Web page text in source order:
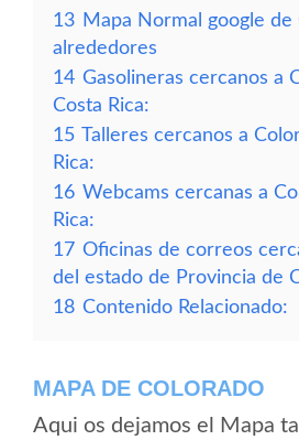
13 Mapa Normal google de
alrededores
14 Gasolineras cercanos a
Costa Rica:
15 Talleres cercanos a
Rica:
16 Webcams cercanas a
Rica:
17 Oficinas de correos
del estado de Provincia de
18 Contenido Relacionado:
MAPA DE COLORADO
Aqui os dejamos el Mapa